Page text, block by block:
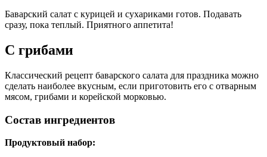
Баварский салат с курицей и сухариками готов. Подавать
сразу, пока теплый. Приятного аппетита!
С грибами
Классический рецепт баварского салата для праздника можно
сделать наиболее вкусным, если приготовить его с отварным
мясом, грибами и корейской морковью.
Состав ингредиентов
Продуктовый набор: